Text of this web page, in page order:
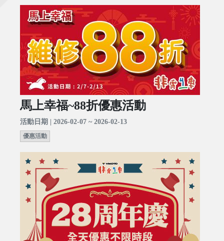
馬上幸福~88折優惠活動
活動日期 | 2026-02-07 ~ 2026-02-13
優惠活動